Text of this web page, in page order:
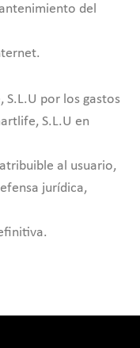
del
S.L.U por los gastos
S.L.U en
al usuario,
jurídica,